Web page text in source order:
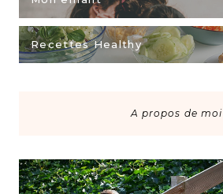
Recettes Healthy
A propos de moi